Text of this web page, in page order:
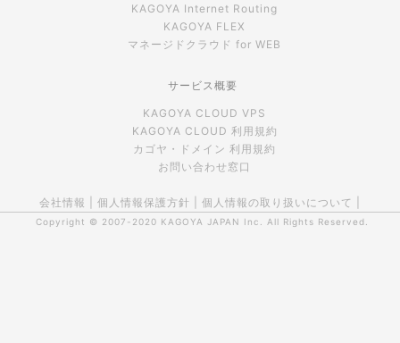
KAGOYA Internet Routing
KAGOYA FLEX
マネージドクラウド for WEB
サービス概要
KAGOYA CLOUD VPS
KAGOYA CLOUD 利用規約
カゴヤ・ドメイン 利用規約
お問い合わせ窓口
会社情報 個人情報保護方針 個人情報の取り扱いについて
Copyright © 2007-2020 KAGOYA JAPAN Inc. All Rights Reserved.